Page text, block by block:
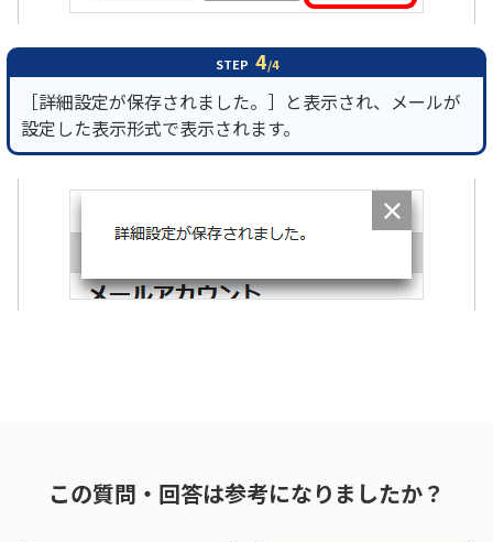
STEP 4/4
［詳細設定が保存されました。］と表示され、メールが
設定した表示形式で表示されます。
この質問・回答は参考になりましたか？